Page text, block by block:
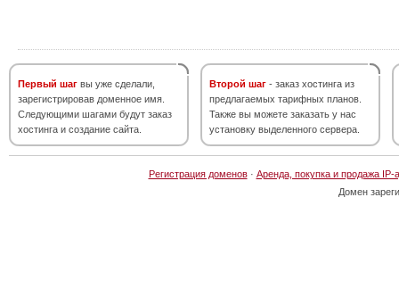
Первый шаг вы уже сделали,
зарегистрировав доменное имя.
Следующими шагами будут заказ
хостинга и создание сайта.
Второй шаг - заказ хостинга из
предлагаемых тарифных планов.
Также вы можете заказать у нас
установку выделенного сервера.
Регистрация доменов· Аренда, покупка и продажа IP-
Домен